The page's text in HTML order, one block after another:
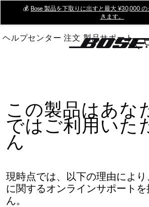
Main
💰 Bose 製品を下取りに出すと最大 ¥30,000
きます。
ヘルプセンター 注文 製品サポート
この製品はあな
ではご利用いた
ん
現時点では、以下の理由によ
に関するオンラインサポート
ん。